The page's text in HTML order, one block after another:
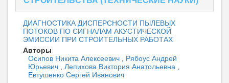
ДИАГНОСТИКА ДИСПЕРСНОСТИ ПЫЛЕВЫХ
ПОТОКОВ ПО СИГНАЛАМ АКУСТИЧЕСКОЙ
ЭМИССИИ ПРИ СТРОИТЕЛЬНЫХ РАБОТАХ
Авторы
Осипов Никита Алексеевич
Рябоус Андрей
Юрьевич
Лепихова Виктория Анатольевна
Евтушенко Сергей Иванович